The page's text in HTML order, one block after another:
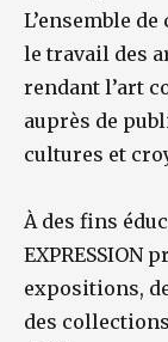
L’ensemble
le travail des
rendant l’art
auprès de
cultures et
À des fins
EXPRESSION
expositions,
des